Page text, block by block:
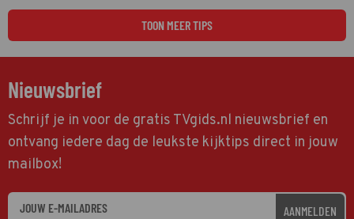
TOON MEER TIPS
Nieuwsbrief
Schrijf je in voor de gratis TVgids.nl nieuwsbrief en
ontvang iedere dag de leukste kijktips direct in jouw
mailbox!
AANMELDEN